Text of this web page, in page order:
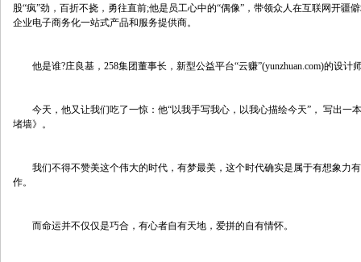
股“疯”劲，百折不挠，勇往直前;他是员工心中的“偶像”，带领众人在互联网开疆
企业电子商务化一站式产品和服务提供商。
他是谁?庄良基，258集团董事长，新型公益平台“云赚”(yunzhuan.com)的设计
今天，他又让我们吃了一惊：他“以我手写我心，以我心描绘今天”， 写出一
堵墙》。
我们不得不赞美这个伟大的时代，有梦最美，这个时代确实是属于有想象力
作。
而命运并不仅仅是巧合，有心者自有天地，爱拼的自有情怀。